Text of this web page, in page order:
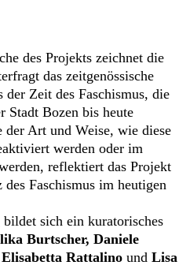
des Projekts zeichnet die
das zeitgenössische
Zeit des Faschismus, die
Stadt Bozen bis heute
der Art und Weise, wie diese
werden oder im
reflektiert das Projekt
des Faschismus im heutigen
sich ein kuratorisches
Burtscher, Daniele
Elisabetta Rattalino und Lisa